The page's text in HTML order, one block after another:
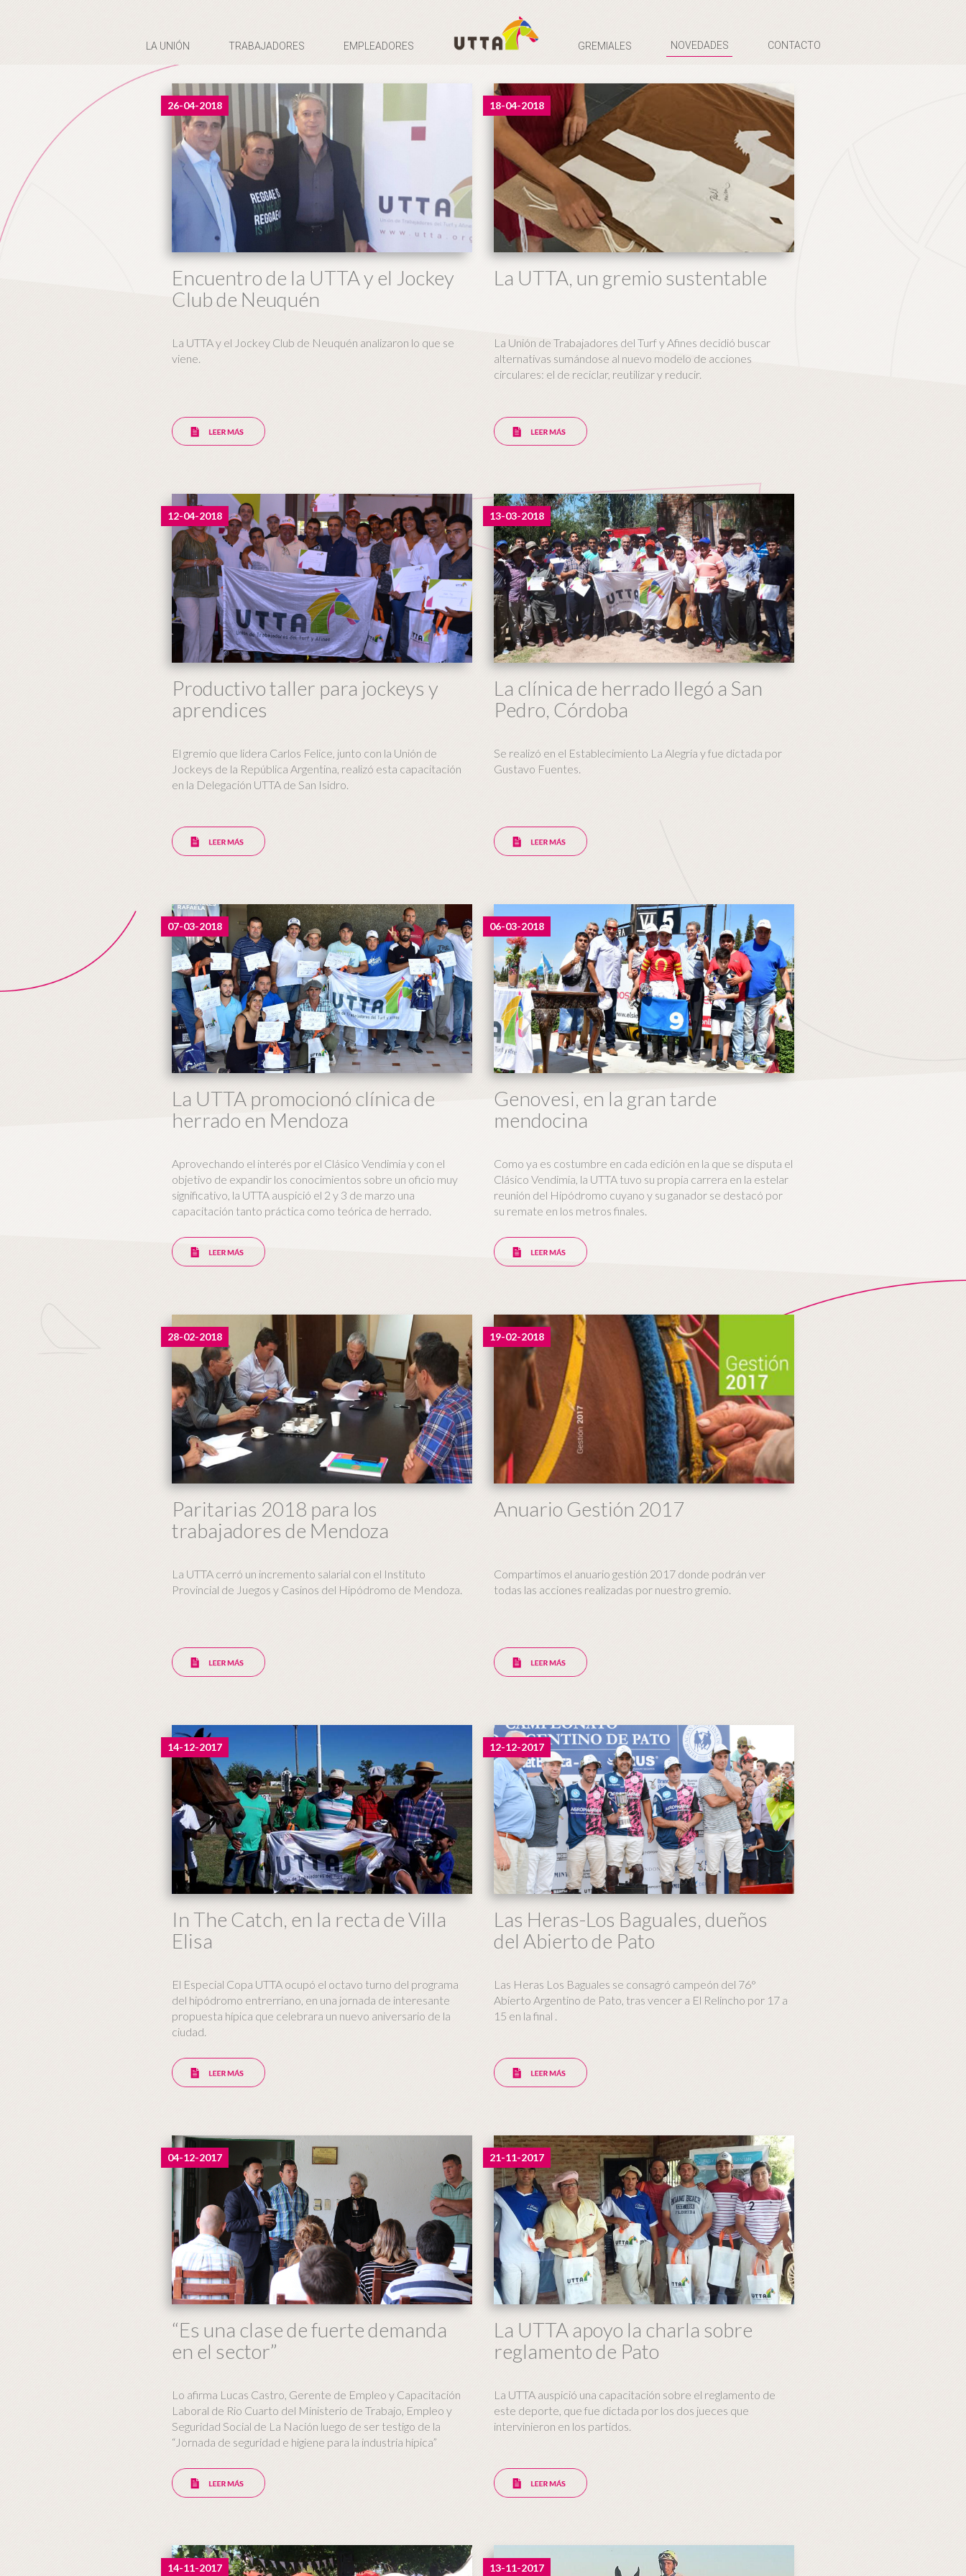
LA UNIÓN TRABAJADORES EMPLEADORES GREMIALES NOVEDADES CONTACTO
26-04-2018
Encuentro de la UTTA y el Jockey
Club de Neuquén
La UTTA y el Jockey Club de Neuquén analizaron lo que se
viene.
18-04-2018
La UTTA, un gremio sustentable
La Unión de Trabajadores del Turf y Afines decidió buscar
alternativas sumándose al nuevo modelo de acciones
circulares: el de reciclar, reutilizar y reducir.
12-04-2018
Productivo taller para jockeys y
aprendices
El gremio que lidera Carlos Felice, junto con la Unión de
Jockeys de la República Argentina, realizó esta capacitación
en la Delegación UTTA de San Isidro.
13-03-2018
La clínica de herrado llegó a San
Pedro, Córdoba
Se realizó en el Establecimiento La Alegría y fue dictada por
Gustavo Fuentes.
07-03-2018
La UTTA promocionó clínica de
herrado en Mendoza
Aprovechando el interés por el Clásico Vendimia y con el
objetivo de expandir los conocimientos sobre un oficio muy
significativo, la UTTA auspició el 2 y 3 de marzo una
capacitación tanto práctica como teórica de herrado.
06-03-2018
Genovesi, en la gran tarde
mendocina
Como ya es costumbre en cada edición en la que se disputa el
Clásico Vendimia, la UTTA tuvo su propia carrera en la estelar
reunión del Hipódromo cuyano y su ganador se destacó por
su remate en los metros finales.
28-02-2018
Paritarias 2018 para los
trabajadores de Mendoza
La UTTA cerró un incremento salarial con el Instituto
Provincial de Juegos y Casinos del Hipódromo de Mendoza.
19-02-2018
Anuario Gestión 2017
Compartimos el anuario gestión 2017 donde podrán ver
todas las acciones realizadas por nuestro gremio.
14-12-2017
In The Catch, en la recta de Villa
Elisa
El Especial Copa UTTA ocupó el octavo turno del programa
del hipódromo entrerriano, en una jornada de interesante
propuesta hípica que celebrara un nuevo aniversario de la
ciudad.
12-12-2017
Las Heras-Los Baguales, dueños
del Abierto de Pato
Las Heras Los Baguales se consagró campeón del 76°
Abierto Argentino de Pato, tras vencer a El Relincho por 17 a
15 en la final .
04-12-2017
“Es una clase de fuerte demanda
en el sector”
Lo afirma Lucas Castro, Gerente de Empleo y Capacitación
Laboral de Rio Cuarto del Ministerio de Trabajo, Empleo y
Seguridad Social de La Nación luego de ser testigo de la
“Jornada de seguridad e higiene para la industria hípica”
21-11-2017
La UTTA apoyo la charla sobre
reglamento de Pato
La UTTA auspició una capacitación sobre el reglamento de
este deporte, que fue dictada por los dos jueces que
intervinieron en los partidos.
14-11-2017 13-11-2017